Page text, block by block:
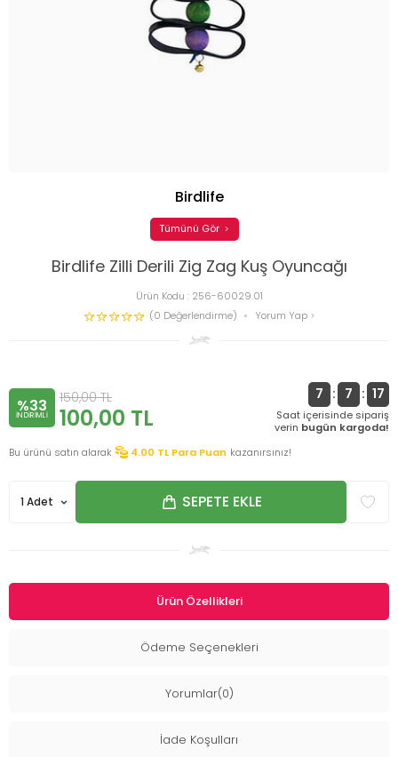
Birdlife Zilli Derili Zig Zag Kuş Oyuncağı
Ürün Kodu : 256-60029.01
(0 Değerlendirme)
Yorum Yap
Birdlife
Tümünü Gör
%33
INDIRIMLI
150,00TL
100,00 TL
7 : 7 : 17
Saat içerisinde sipariş
verin bugün kargoda!
Bu ürünü satın alarak
4.00 TL Para Puan kazanırsınız!
SEPETE EKLE
Ürün Özellikleri
Ödeme Seçenekleri
Yorumlar(0)
İade Koşulları